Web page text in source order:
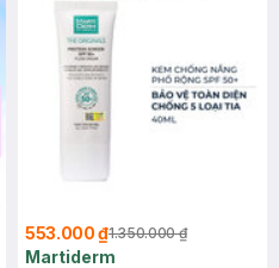
553.000 ₫1.350.000 ₫
Martiderm